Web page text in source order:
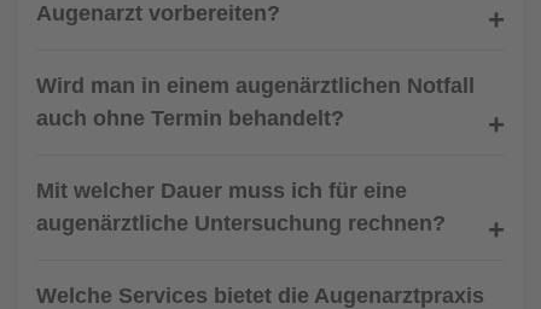
Augenarzt vorbereiten?
Wird man in einem augenärztlichen Notfall
auch ohne Termin behandelt?
Mit welcher Dauer muss ich für eine
augenärztliche Untersuchung rechnen?
Welche Services bietet die Augenarztpraxis